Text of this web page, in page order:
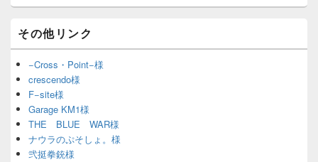
その他リンク
−Cross・Point−様
crescendo様
F−site様
Garage KM1様
THE BLUE WAR様
ナウラのぷそしょ。様
弐挺拳銃様